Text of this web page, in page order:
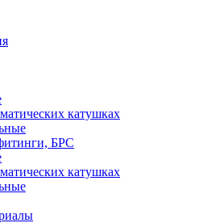
катушках
БРС
катушках